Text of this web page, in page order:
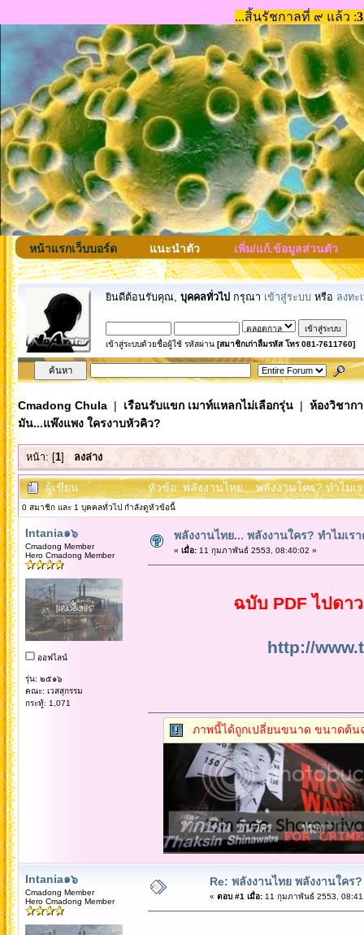
หน้าแรกเว็บบอร์ด แนะนำตัว เพิ่ม/แก้.ข้อมูลส่วนตัว
ยินดีต้อนรับคุณ, บุคคลทั่วไป กรุณา เข้าสู่ระบบ หรือ ลงทะ
เข้าสู่ระบบด้วยชื่อผู้ใช้ รหัสผ่าน [สมาชิกเก่าลืมรหัส โทร 081-7611760]
Cmadong Chula| เรือนรับแขก เมาท์แหลกไม่เลือกรุ่น| ห้องวิชาก
มัน...แพ๊งแพง ใครงาบหัวคิว?
หน้า: [1] ลงล่าง
ผู้เขียน หัวข้อ: พลังงานไทย... พลังงานใคร? ทำไม
0 สมาชิก และ 1 บุคคลทั่วไป กำลังดูหัวข้อนี้
Intania๑๖
Cmadong Member
Hero Cmadong Member
ออฟไลน์
รุ่น: ๒๕๑๖
คณะ: เวสสุกรรม
กระทู้: 1,071
พลังงานไทย... พลังงานใคร? ทำไมเ
« เมื่อ:11 กุมภาพันธ์ 2553, 08:40:02 »
ฉบับ PDF ไปดา
http://
ภาพนี้ได้ถูกเปลี่ยนขนาด ขนาดต้น
Intania๑๖
Cmadong Member
Hero Cmadong Member
Re: พลังงานไทย พลังงานใคร?
« ตอบ #1 เมื่อ:11 กุมภาพันธ์ 2553,